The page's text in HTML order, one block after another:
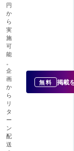
円
か
ら
実
施
可
能
。
企
画
か
ら
リ
タ
ー
ン
配
送
無料 掲載